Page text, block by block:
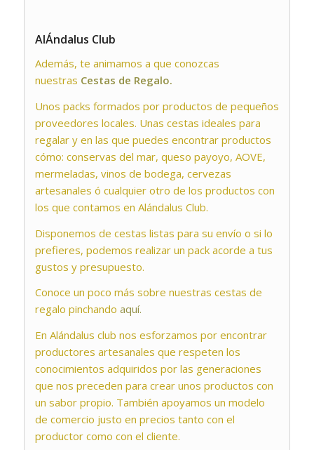
AlÁndalus Club
Además, te animamos a que conozcas
nuestras Cestas de Regalo.
Unos packs formados por productos de pequeños
proveedores locales. Unas cestas ideales para
regalar y en las que puedes encontrar productos
cómo: conservas del mar, queso payoyo, AOVE,
mermeladas, vinos de bodega, cervezas
artesanales ó cualquier otro de los productos con
los que contamos en Alándalus Club.
Disponemos de cestas listas para su envío o si lo
prefieres, podemos realizar un pack acorde a tus
gustos y presupuesto.
Conoce un poco más sobre nuestras cestas de
regalo pinchando aquí.
En Alándalus club nos esforzamos por encontrar
productores artesanales que respeten los
conocimientos adquiridos por las generaciones
que nos preceden para crear unos productos con
un sabor propio. También apoyamos un modelo
de comercio justo en precios tanto con el
productor como con el cliente.